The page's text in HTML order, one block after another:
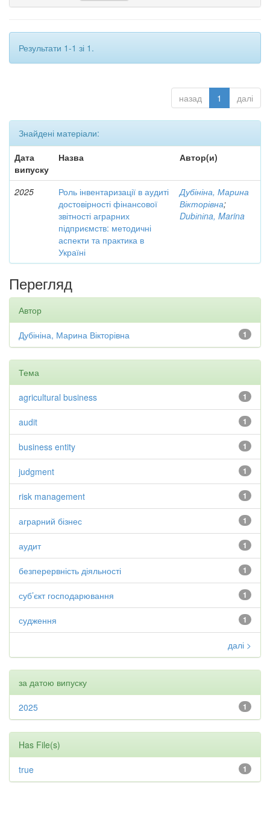
Результати 1-1 зі 1.
назад 1 далі
Знайдені матеріали:
Дата
випуску
Назва Автор(и)
2025
Роль інвентаризації в аудиті
достовірності фінансової
звітності аграрних
підприємств: методичні
аспекти та практика в
Україні
Дубініна, Марина
Вікторівна;
Dubіnіna, Marina
Перегляд
Автор
1
Дубініна, Марина Вікторівна
Тема
1
agricultural business
1
audit
1
business entity
1
judgment
1
risk management
1
аграрний бізнес
1
аудит
1
безперервність діяльності
1
суб’єкт господарювання
1
судження
далі >
за датою випуску
1
2025
Has File(s)
1
true